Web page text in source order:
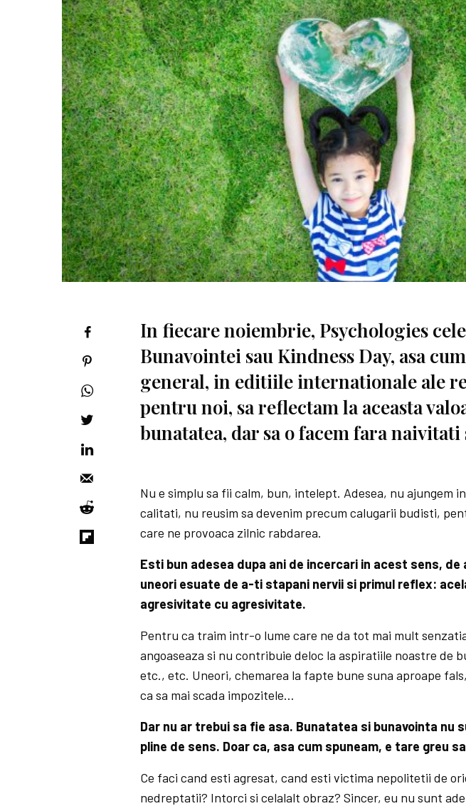
In fiecare noiembrie, Psychologies
Bunavointei sau Kindness Day, asa
general, in editiile internationale ale
pentru noi, sa reflectam la aceasta
bunatatea, dar sa o facem fara naivitati
Nu e simplu sa fii calm, bun, intelept. Adesea, nu ajungem
calitati, nu reusim sa devenim precum calugarii budisti,
care ne provoaca zilnic rabdarea.
Esti bun adesea dupa ani de incercari in acest sens,
uneori esuate de a-ti stapani nervii si primul reflex:
agresivitate cu agresivitate.
Pentru ca traim intr-o lume care ne da tot mai mult
angoaseaza si nu contribuie deloc la aspiratiile noastre de
etc., etc. Uneori, chemarea la fapte bune suna aproape
ca sa mai scada impozitele…
Dar nu ar trebui sa fie asa. Bunatatea si bunavointa nu
pline de sens. Doar ca, asa cum spuneam, e tare greu
Ce faci cand esti agresat, cand esti victima nepolitetii de
nedreptatii? Intorci si celalalt obraz? Sincer, eu nu sunt